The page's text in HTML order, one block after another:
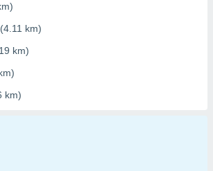
(4.11 km)
km)
km)